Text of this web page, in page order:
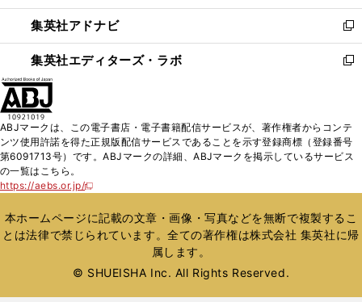
開
く
ウ
で
開
く
ン
ド
ウ
で
ウ
ィ
ン
ド
く
集英社アドナビ
新
し
い
ド
ウ
で
集英社エディターズ・ラボ
新
ィ
ン
ド
開
く
ABJマークは、この電子書店・電子書籍配信サービスが、著作権者からコンテ
ンツ使用許諾を得た正規版配信サービスであることを示す登録商標（登録番号
第6091713号）です。ABJマークの詳細、ABJマークを掲示しているサービス
の一覧はこちら。
https://aebs.or.jp/
新
い
ウ
ィ
ウ
本ホームページに記載の文章・画像・写真などを無断で複製するこ
とは法律で禁じられています。全ての著作権は株式会社 集英社に帰
属します。
© SHUEISHA Inc. All Rights Reserved.